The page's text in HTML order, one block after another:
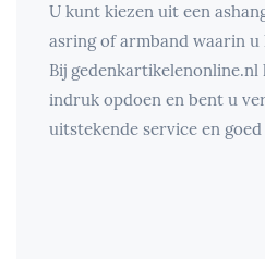
U kunt kiezen uit een
asring of armband waarin
Bij gedenkartikelenonline.nl
indruk opdoen en bent u
uitstekende service en goed